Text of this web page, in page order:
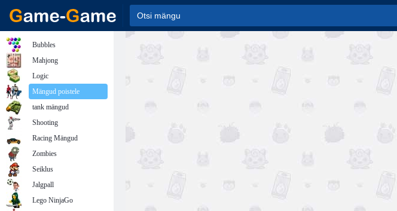
Bubbles
Mahjong
Logic
Mängud poistele
tank mängud
Shooting
Racing Mängud
Zombies
Seiklus
Jalgpall
Lego NinjaGo